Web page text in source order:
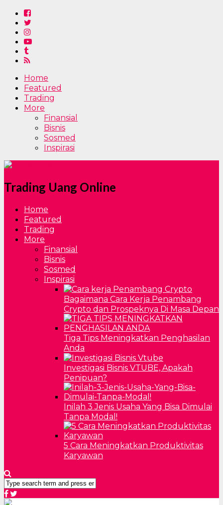
Home
Featured
Trading
More
Finansial
Bisnis
Sosmed
Inspirasi
Trading Uang Online
Home
Featured
Trading
More
Finansial
Bisnis
Sosmed
Inspirasi
Bagaimana Cara Kerja Penambang
Crypto dan Prospeknya Di Masa Depan
Tiga Tips Meningkatkan Penghasilan
Anda
Investigasi Bisnis VTUBE, Apakah
Penipuan?
Inilah 3 Jenis Usaha Yang Bisa Dimulai
Tanpa Modal!
5 Cara Meningkatkan Produktivitas
Karyawan